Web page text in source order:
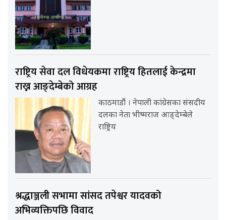
राष्ट्रिय सेवा दल विधेयकमा राष्ट्रिय हितलाई केन्द्रमा
राख्न आङ्देम्बेको आग्रह
काठमाडौं । नेपाली कांग्रेसका संसदीय
दलका नेता भीष्मराज आङ्देम्बेले
राष्ट्रिय
श्रद्धाञ्जली सभामा सांसद तपेश्वर यादवको
अभिव्यक्तिपछि विवाद